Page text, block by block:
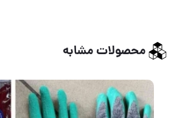
محصولات مشابه